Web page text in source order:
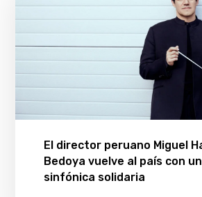
El director peruano Miguel
Bedoya vuelve al país con
sinfónica solidaria